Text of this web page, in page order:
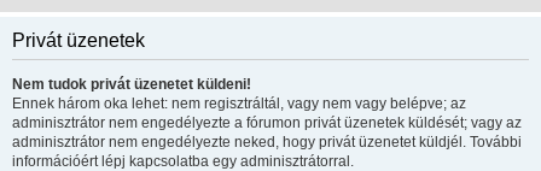
Privát üzenetek
Nem tudok privát üzenetet küldeni!
Ennek három oka lehet: nem regisztráltál, vagy nem vagy belépve; az
adminisztrátor nem engedélyezte a fórumon privát üzenetek küldését; vagy az
adminisztrátor nem engedélyezte neked, hogy privát üzenetet küldjél. További
információért lépj kapcsolatba egy adminisztrátorral.